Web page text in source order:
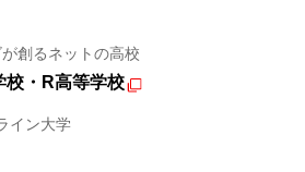
創るネットの高校
校・R高等学校
イン大学